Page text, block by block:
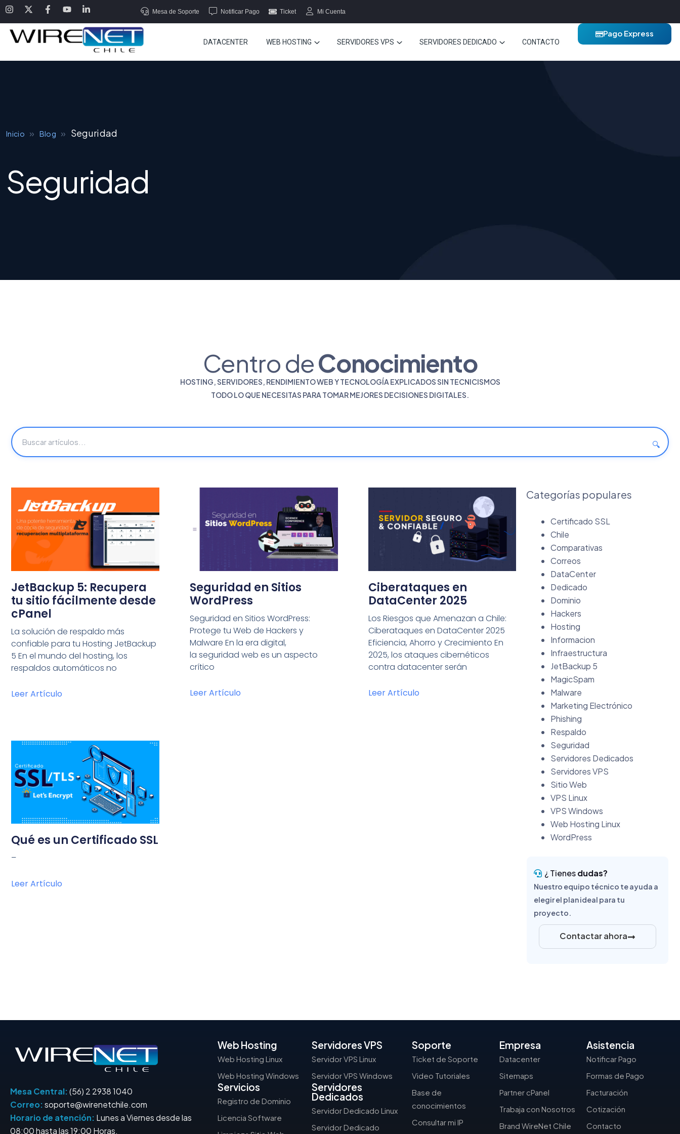
Mesa de Soporte Notificar Pago Ticket Mi Cuenta
DATACENTER WEB HOSTING SERVIDORES VPS SERVIDORES DEDICADO CONTACTO
Pago Express
Inicio » Blog » Seguridad
Seguridad
Centro deConocimiento
HOSTING, SERVIDORES, RENDIMIENTO WEB Y TECNOLOGÍA EXPLICADOS SIN TECNICISMOS
TODO LO QUE NECESITAS PARA TOMAR MEJORES DECISIONES DIGITALES.
🔍
JetBackup 5: Recupera
tu sitio fácilmente desde
cPanel
La solución de respaldo más
confiable para tu Hosting JetBackup
5 En el mundo del hosting, los
respaldos automáticos no
Leer Artículo
Seguridad en Sitios
WordPress
Seguridad en Sitios WordPress:
Protege tu Web de Hackers y
Malware En la era digital,
la seguridad web es un aspecto
crítico
Leer Artículo
Ciberataques en
DataCenter 2025
Los Riesgos que Amenazan a Chile:
Ciberataques en DataCenter 2025
Eficiencia, Ahorro y Crecimiento En
2025, los ataques cibernéticos
contra datacenter serán
Leer Artículo
Qué es un Certificado SSL
–
Leer Artículo
Categorías populares
Certificado SSL
Chile
Comparativas
Correos
DataCenter
Dedicado
Dominio
Hackers
Hosting
Informacion
Infraestructura
JetBackup 5
MagicSpam
Malware
Marketing Electrónico
Phishing
Respaldo
Seguridad
Servidores Dedicados
Servidores VPS
Sitio Web
VPS Linux
VPS Windows
Web Hosting Linux
WordPress
¿ Tienesdudas?
Nuestro equipo técnico te ayuda a
elegir el plan ideal para tu
proyecto.
Contactar ahora
Mesa Central:(56) 2 2938 1040
Correo:soporte@wirenetchile.com
Horario de atención: Lunes a Viernes desde las
08:00 hasta las 19:00 Horas.
Web Hosting
Web Hosting Linux
Web Hosting Windows
Servicios
Registro de Dominio
Licencia Software
Servidores VPS
Servidor VPS Linux
Servidor VPS Windows
Servidores
Dedicados
Servidor Dedicado Linux
Servidor Dedicado
Soporte
Ticket de Soporte
Video Tutoriales
Base de
conocimientos
Consultar mi IP
Empresa
Datacenter
Sitemaps
Partner cPanel
Trabaja con Nosotros
Brand WireNet Chile
Asistencia
Notificar Pago
Formas de Pago
Facturación
Cotización
Contacto